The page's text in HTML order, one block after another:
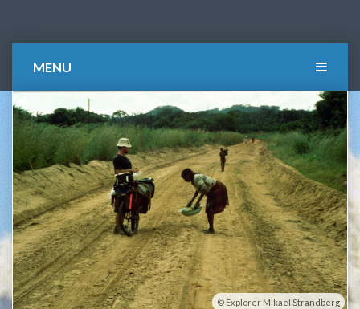
MENU
Explorer Mikael Strandberg